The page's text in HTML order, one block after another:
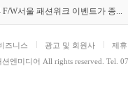
W서울 패션위크 이벤트가 종...
즈니스 광고 및 회원사
제
엔미디어 All rights reserved. Tel.